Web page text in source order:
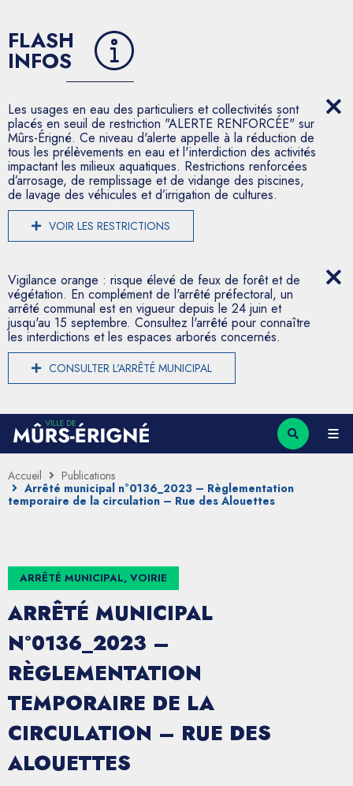
FLASH
INFOS
Les usages en eau des particuliers et collectivités sont
placés en seuil de restriction "ALERTE RENFORCÉE" sur
Mûrs-Érigné. Ce niveau d'alerte appelle à la réduction de
tous les prélèvements en eau et l'interdiction des activités
impactant les milieux aquatiques. Restrictions renforcées
d’arrosage, de remplissage et de vidange des piscines,
de lavage des véhicules et d’irrigation de cultures.
VOIR LES RESTRICTIONS
Vigilance orange : risque élevé de feux de forêt et de
végétation. En complément de l'arrêté préfectoral, un
arrêté communal est en vigueur depuis le 24 juin et
jusqu'au 15 septembre. Consultez l'arrêté pour connaître
les interdictions et les espaces arborés concernés.
CONSULTER L'ARRÊTÉ MUNICIPAL
Accueil
Publications
Arrêté municipal n°0136_2023 – Règlementation
temporaire de la circulation – Rue des Alouettes
ARRÊTÉ MUNICIPAL, VOIRIE
ARRÊTÉ MUNICIPAL
N°0136_2023 –
RÈGLEMENTATION
TEMPORAIRE DE LA
CIRCULATION – RUE DES
ALOUETTES